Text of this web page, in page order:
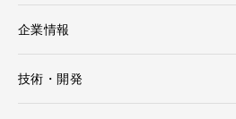
企業情報
技術・開発